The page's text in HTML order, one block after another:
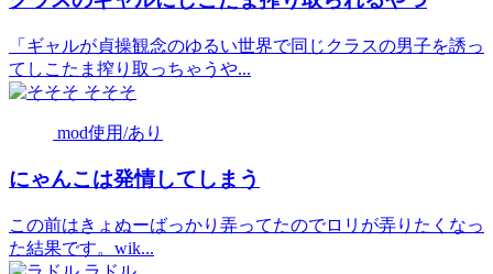
「ギャルが貞操観念のゆるい世界で同じクラスの男子を誘っ
てしこたま搾り取っちゃうや...
そそそ
mod使用/あり
にゃんこは発情してしまう
この前はきょぬーばっかり弄ってたのでロリが弄りたくなっ
た結果です。wik...